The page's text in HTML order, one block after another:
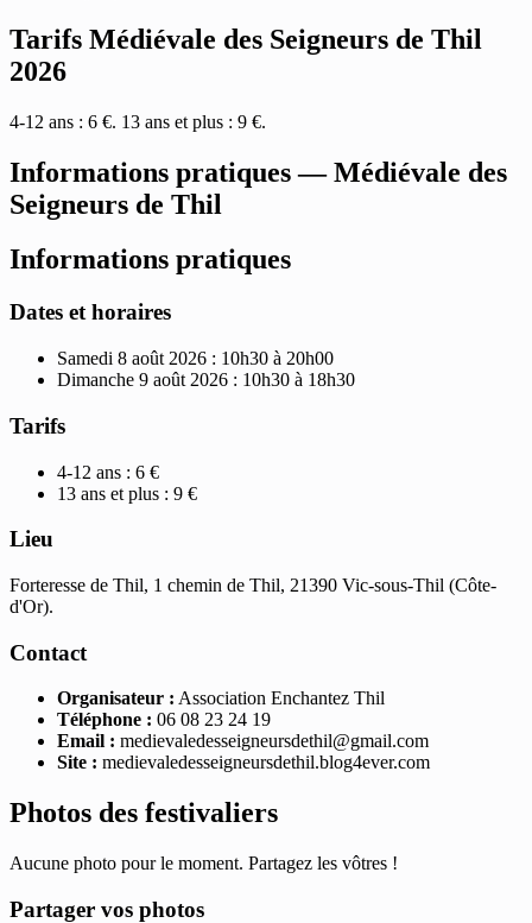
Tarifs Médiévale des Seigneurs de Thil
2026
4-12 ans : 6 €. 13 ans et plus : 9 €.
Informations pratiques — Médiévale des
Seigneurs de Thil
Informations pratiques
Dates et horaires
Samedi 8 août 2026 : 10h30 à 20h00
Dimanche 9 août 2026 : 10h30 à 18h30
Tarifs
4-12 ans : 6 €
13 ans et plus : 9 €
Lieu
Forteresse de Thil, 1 chemin de Thil, 21390 Vic-sous-Thil (Côte-
d'Or).
Contact
Organisateur : Association Enchantez Thil
Téléphone : 06 08 23 24 19
Email : medievaledesseigneursdethil@gmail.com
Site : medievaledesseigneursdethil.blog4ever.com
Photos des festivaliers
Aucune photo pour le moment. Partagez les vôtres !
Partager vos photos